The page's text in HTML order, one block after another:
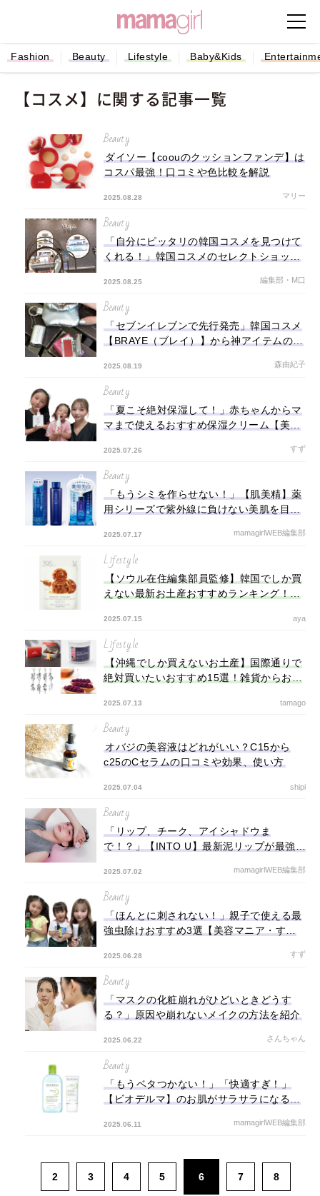
Fashion Beauty Lifestyle Baby&Kids
【コスメ】に関する記事一覧
Beauty
ダイソー【coouのクッションファンデ】は
コスパ最強！口コミや色比較を解説
2025.08.28 マリー
Beauty
「自分にピッタリの韓国コスメを見つけて
くれる！」韓国コスメのセレクトショップ
2025.08.25 編集部・M口
Beauty
「セブンイレブンで先行発売」韓国コスメ
【BRAYE（ブレイ）】から神アイテムのミ
2025.08.19 森由紀子
Beauty
「夏こそ絶対保湿して！」赤ちゃんからマ
マまで使えるおすすめ保湿クリーム【美容
2025.07.26 すず
Beauty
「もうシミを作らせない！」【肌美精】薬
用シリーズで紫外線に負けない美肌を目指
2025.07.17 mamagirlWEB編集部
Lifestyle
【ソウル在住編集部員監修】韓国でしか買
えない最新お土産おすすめランキング！絶
2025.07.15 aya
Lifestyle
【沖縄でしか買えないお土産】国際通りで
絶対買いたいおすすめ15選！雑貨からお菓
2025.07.13 tamago
Beauty
オバジの美容液はどれがいい？C15から
c25のCセラムの口コミや効果、使い方
2025.07.04 shipi
Beauty
「リップ、チーク、アイシャドウま
で！？」【INTO U】最新泥リップが最強な
2025.07.02 mamagirlWEB編集部
Beauty
「ほんとに刺されない！」親子で使える最
強虫除けおすすめ3選【美容マニア・すず
2025.06.28 すず
Beauty
「マスクの化粧崩れがひどいときどうす
る？」原因や崩れないメイクの方法を紹介
2025.06.22 さんちゃん
Beauty
「もうベタつかない！」「快適すぎ！」
【ビオデルマ】のお肌がサラサラになるセ
2025.06.11 mamagirlWEB編集部
2 3 4 5 6 7 8